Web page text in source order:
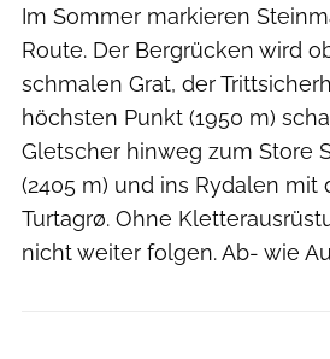
Im Sommer markieren
Route. Der Bergrücken wird
schmalen Grat, der
höchsten Punkt (1950 m)
Gletscher hinweg zum Store
(2405 m) und ins Rydalen mit
Turtagrø. Ohne
nicht weiter folgen. Ab- wie